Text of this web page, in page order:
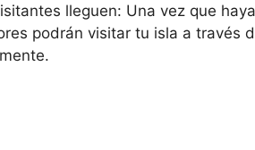
lleguen: Una vez que
podrán visitar tu isla a través